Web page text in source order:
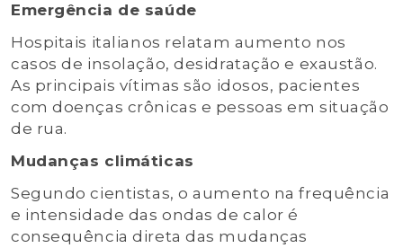
Emergência de saúde
Hospitais italianos relatam aumento nos
casos de insolação, desidratação e exaustão.
As principais vítimas são idosos, pacientes
com doenças crônicas e pessoas em situação
de rua.
Mudanças climáticas
Segundo cientistas, o aumento na frequência
e intensidade das ondas de calor é
consequência direta das mudanças